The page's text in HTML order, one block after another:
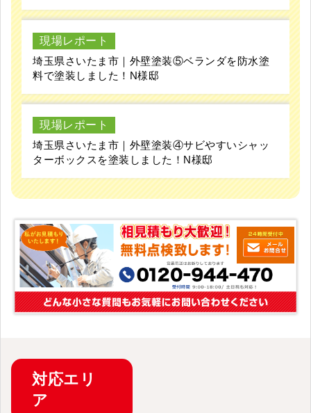
現場レポート
埼玉県さいたま市｜外壁塗装⑤ベランダを防水塗
料で塗装しました！N様邸
現場レポート
埼玉県さいたま市｜外壁塗装④サビやすいシャッ
ターボックスを塗装しました！N様邸
対応エリ
ア